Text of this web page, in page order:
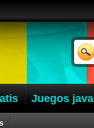
Juegos java